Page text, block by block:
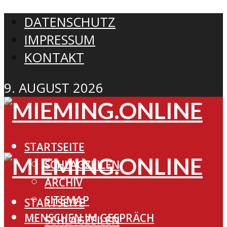
DATENSCHUTZ
IMPRESSUM
KONTAKT
9. AUGUST 2026
STARTSEITE
SCHLAGZEILEN
ARCHIV
SITEMAP
MENSCHEN IM GESPRÄCH
STARTSEITE
SCHLAGZEILEN